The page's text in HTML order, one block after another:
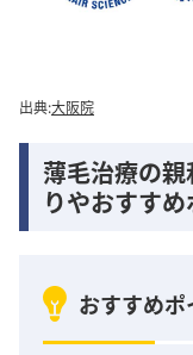
出典:大阪院
薄毛治療の
りやおすす
おすすめ